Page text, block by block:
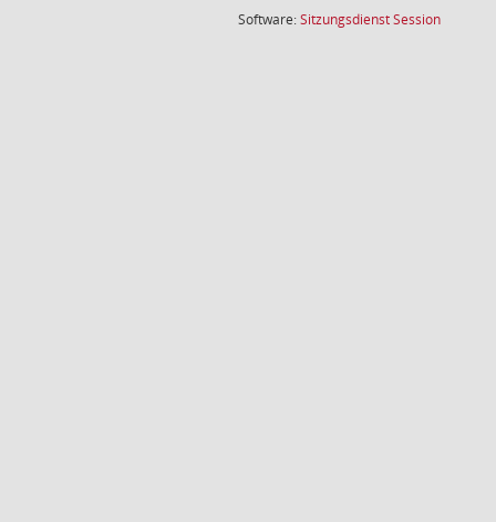
Software:SitzungsdienstSession(Wird in